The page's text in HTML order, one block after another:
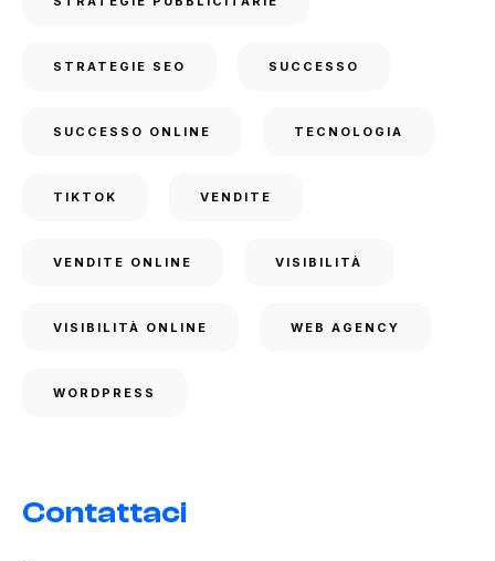
STRATEGIE SEO SUCCESSO
SUCCESSO ONLINE TECNOLOGIA
TIKTOK VENDITE
VENDITE ONLINE VISIBILITÀ
VISIBILITÀ ONLINE WEB AGENCY
WORDPRESS
Contattaci